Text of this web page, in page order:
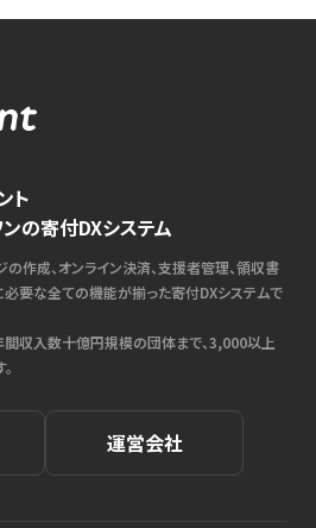
ト
の寄付DXシステム
作成、オンライン決済、支援者管理、領収書
必要な全ての機能が揃った寄付DXシステムで
収入数十億円規模の団体まで、3,000以上
運営会社